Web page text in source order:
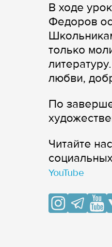
В ходе
Федоров
только
любви,
По
Читайте
YouTube